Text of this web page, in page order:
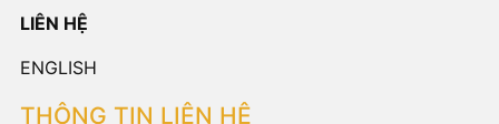
LIÊN HỆ
ENGLISH
THÔNG TIN LIÊN HỆ